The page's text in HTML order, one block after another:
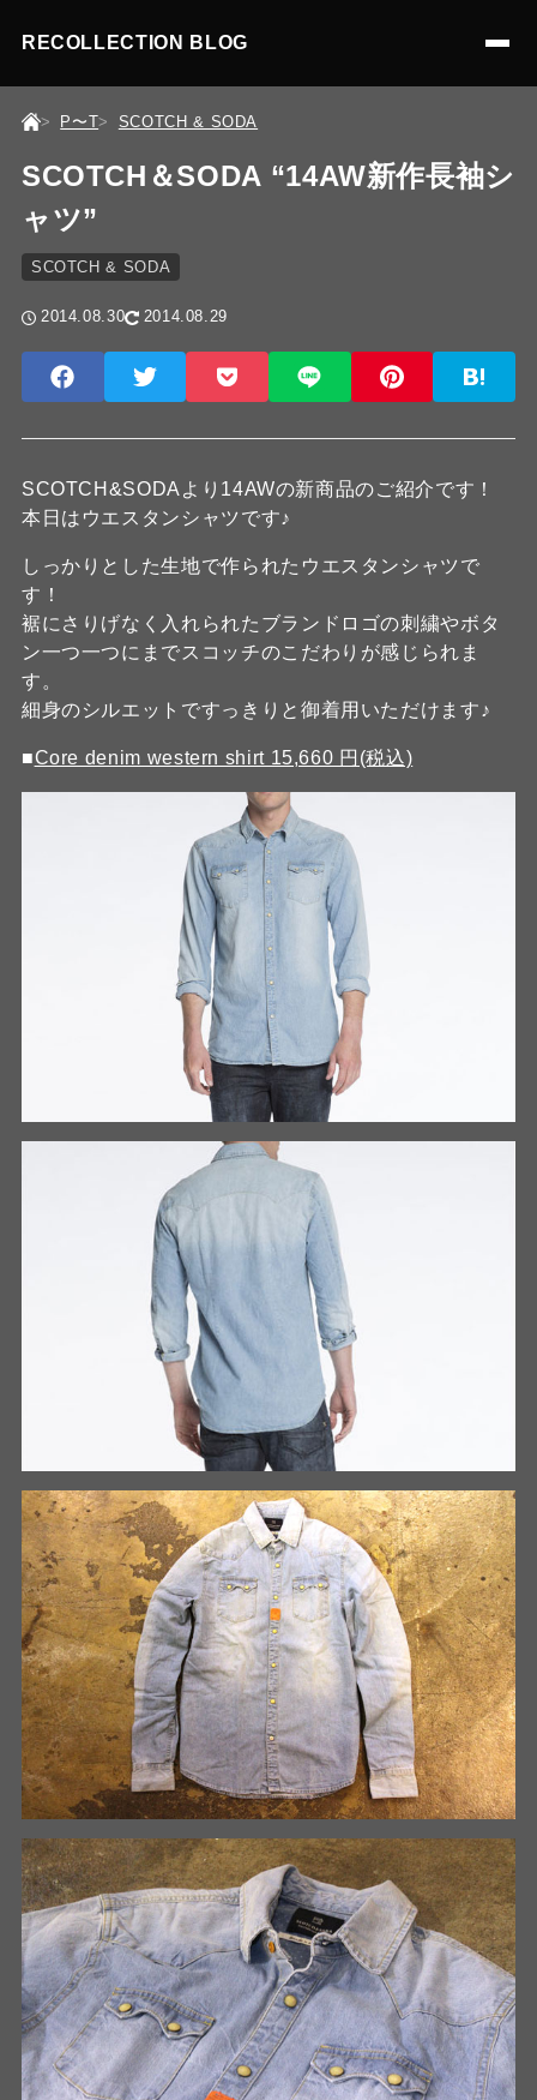
RECOLLECTION BLOG
P〜T SCOTCH & SODA
SCOTCH＆SODA “14AW新作長袖シ
ャツ”
SCOTCH & SODA
2014.08.30 2014.08.29
SCOTCH&SODAより14AWの新商品のご紹介です！
本日はウエスタンシャツです♪
しっかりとした生地で作られたウエスタンシャツで
す！
裾にさりげなく入れられたブランドロゴの刺繍やボタ
ン一つ一つにまでスコッチのこだわりが感じられま
す。
細身のシルエットですっきりと御着用いただけます♪
■Core denim western shirt 15,660 円(税込)